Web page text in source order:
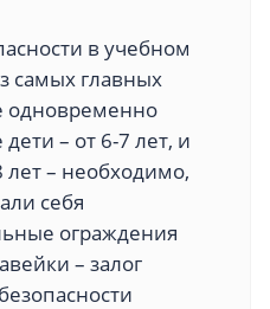
в учебном
самых главных
одновременно
– от 6-7 лет, и
лет – необходимо,
себя
ограждения
– залог